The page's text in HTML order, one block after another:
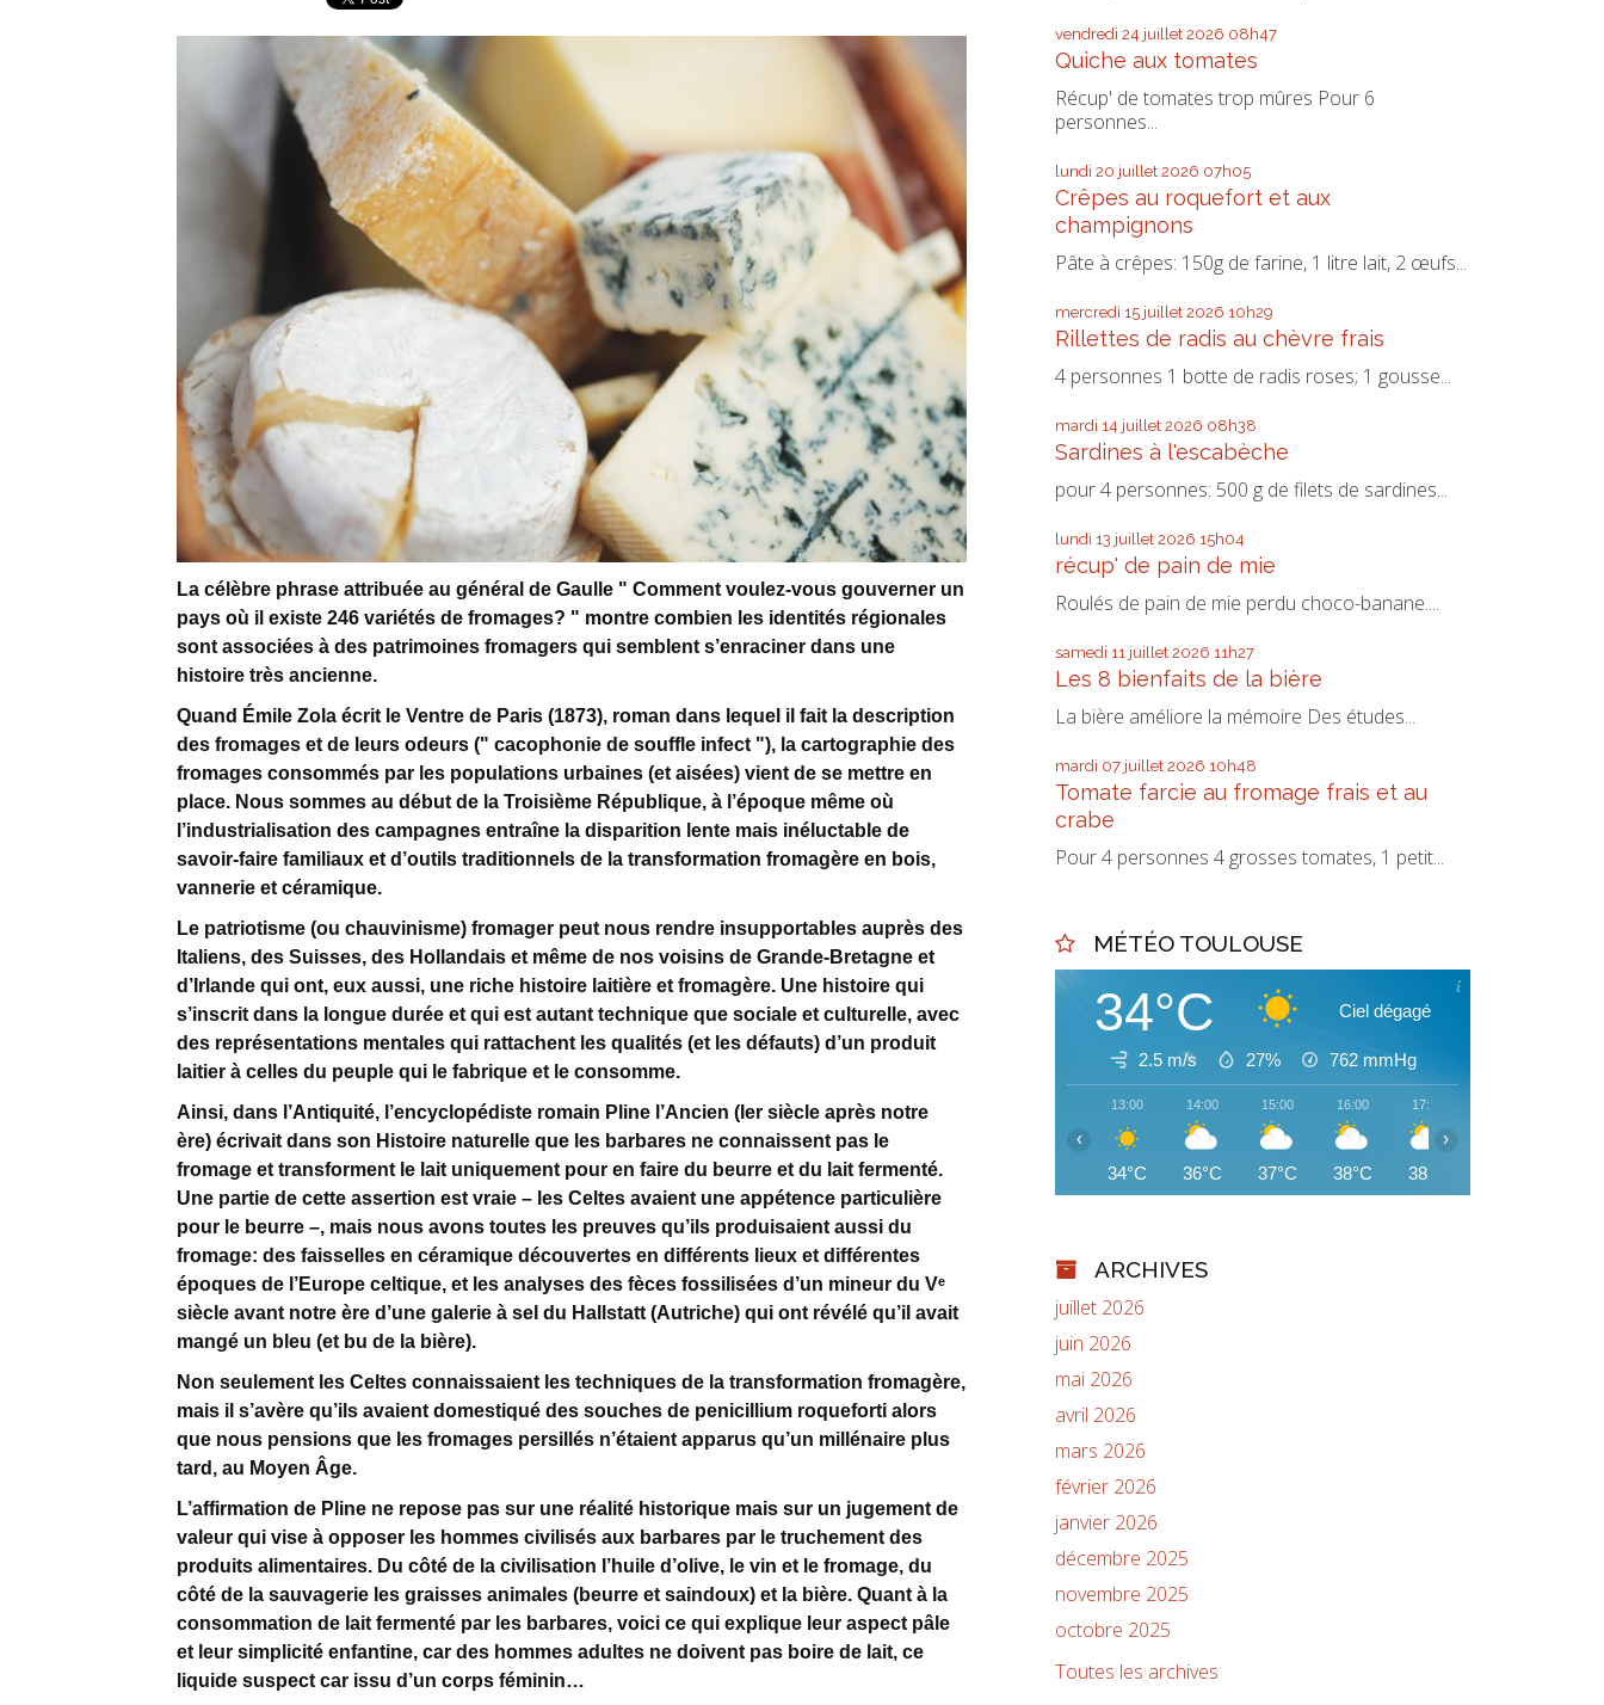
La célèbre phrase attribuée au général de Gaulle " Comment voulez-vous gouverner un
pays où il existe 246 variétés de fromages? " montre combien les identités régionales
sont associées à des patrimoines fromagers qui semblent s’enraciner dans une
histoire très ancienne.
Quand Émile Zola écrit le Ventre de Paris (1873), roman dans lequel il fait la description
des fromages et de leurs odeurs (" cacophonie de souffle infect "), la cartographie des
fromages consommés par les populations urbaines (et aisées) vient de se mettre en
place. Nous sommes au début de la Troisième République, à l’époque même où
l’industrialisation des campagnes entraîne la disparition lente mais inéluctable de
savoir-faire familiaux et d’outils traditionnels de la transformation fromagère en bois,
vannerie et céramique.
Le patriotisme (ou chauvinisme) fromager peut nous rendre insupportables auprès des
Italiens, des Suisses, des Hollandais et même de nos voisins de Grande-Bretagne et
d’Irlande qui ont, eux aussi, une riche histoire laitière et fromagère. Une histoire qui
s’inscrit dans la longue durée et qui est autant technique que sociale et culturelle, avec
des représentations mentales qui rattachent les qualités (et les défauts) d’un produit
laitier à celles du peuple qui le fabrique et le consomme.
Ainsi, dans l’Antiquité, l’encyclopédiste romain Pline l’Ancien (Ier siècle après notre
ère) écrivait dans son Histoire naturelle que les barbares ne connaissent pas le
fromage et transforment le lait uniquement pour en faire du beurre et du lait fermenté.
Une partie de cette assertion est vraie – les Celtes avaient une appétence particulière
pour le beurre –, mais nous avons toutes les preuves qu’ils produisaient aussi du
fromage: des faisselles en céramique découvertes en différents lieux et différentes
époques de l’Europe celtique, et les analyses des fèces fossilisées d’un mineur du Vᵉ
siècle avant notre ère d’une galerie à sel du Hallstatt (Autriche) qui ont révélé qu’il avait
mangé un bleu (et bu de la bière).
Non seulement les Celtes connaissaient les techniques de la transformation fromagère,
mais il s’avère qu’ils avaient domestiqué des souches de penicillium roqueforti alors
que nous pensions que les fromages persillés n’étaient apparus qu’un millénaire plus
tard, au Moyen Âge.
L’affirmation de Pline ne repose pas sur une réalité historique mais sur un jugement de
valeur qui vise à opposer les hommes civilisés aux barbares par le truchement des
produits alimentaires. Du côté de la civilisation l’huile d’olive, le vin et le fromage, du
côté de la sauvagerie les graisses animales (beurre et saindoux) et la bière. Quant à la
consommation de lait fermenté par les barbares, voici ce qui explique leur aspect pâle
et leur simplicité enfantine, car des hommes adultes ne doivent pas boire de lait, ce
liquide suspect car issu d’un corps féminin…
vendredi 24 juillet 2026 08h47
Quiche aux tomates
Récup' de tomates trop mûres Pour 6
personnes...
lundi 20 juillet 2026 07h05
Crêpes au roquefort et aux
champignons
Pâte à crêpes: 150g de farine, 1 litre lait, 2 œufs...
mercredi 15 juillet 2026 10h29
Rillettes de radis au chèvre frais
4 personnes 1 botte de radis roses; 1 gousse...
mardi 14 juillet 2026 08h38
Sardines à l'escabèche
pour 4 personnes: 500 g de filets de sardines...
lundi 13 juillet 2026 15h04
récup' de pain de mie
Roulés de pain de mie perdu choco-banane....
samedi 11 juillet 2026 11h27
Les 8 bienfaits de la bière
La bière améliore la mémoire Des études...
mardi 07 juillet 2026 10h48
Tomate farcie au fromage frais et au
crabe
Pour 4 personnes 4 grosses tomates, 1 petit...
MÉTÉO TOULOUSE
34°C Ciel dégagé
2.5 m/s 27% 762 mmHg
13:00
34°C
14:00
36°C
15:00
37°C
16:00
38°C
17:00
38°C
‹ ›
ARCHIVES
juillet 2026
juin 2026
mai 2026
avril 2026
mars 2026
février 2026
janvier 2026
décembre 2025
novembre 2025
octobre 2025
Toutes les archives